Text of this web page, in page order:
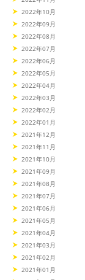
2022年10月
2022年09月
2022年08月
2022年07月
2022年06月
2022年05月
2022年04月
2022年03月
2022年02月
2022年01月
2021年12月
2021年11月
2021年10月
2021年09月
2021年08月
2021年07月
2021年06月
2021年05月
2021年04月
2021年03月
2021年02月
2021年01月